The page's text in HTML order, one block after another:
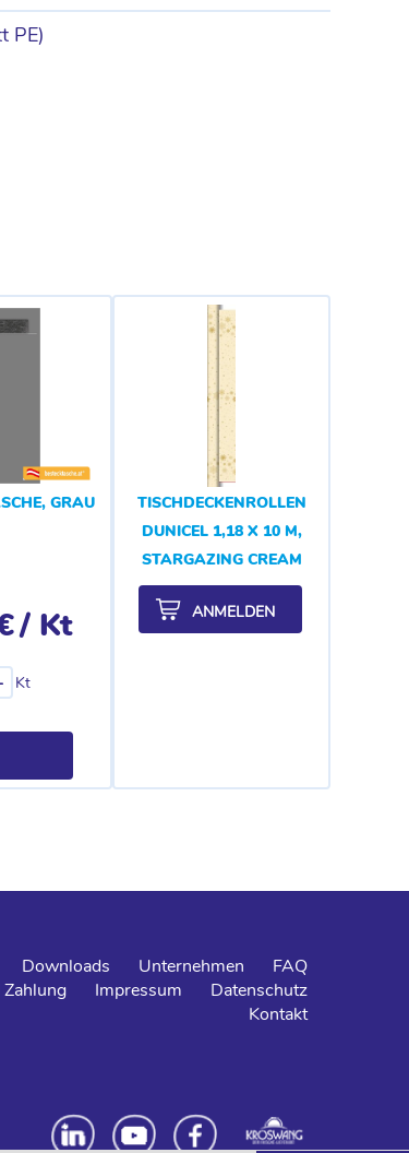
PE)
GRAU
/ Kt
Kt
TISCHDECKENROLLEN
DUNICEL 1,18 X 10 M,
STARGAZING CREAM
ANMELDEN
Downloads Unternehmen
FAQ
Impressum
Datenschutz
Kontakt